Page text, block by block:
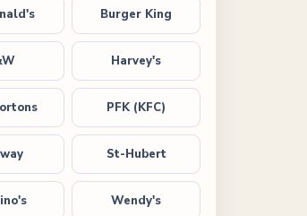
Burger King
Harvey's
PFK (KFC)
St-Hubert
Wendy's